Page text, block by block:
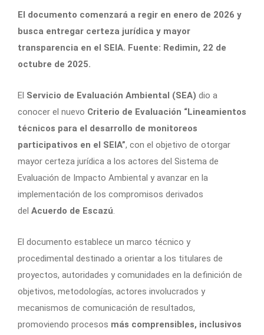
El documento comenzará a regir en enero de 2026 y
busca entregar certeza jurídica y mayor
transparencia en el SEIA. Fuente: Redimin, 22 de
octubre de 2025.
El Servicio de Evaluación Ambiental (SEA) dio a
conocer el nuevo Criterio de Evaluación “Lineamientos
técnicos para el desarrollo de monitoreos
participativos en el SEIA”, con el objetivo de otorgar
mayor certeza jurídica a los actores del Sistema de
Evaluación de Impacto Ambiental y avanzar en la
implementación de los compromisos derivados
del Acuerdo de Escazú.
El documento establece un marco técnico y
procedimental destinado a orientar a los titulares de
proyectos, autoridades y comunidades en la definición de
objetivos, metodologías, actores involucrados y
mecanismos de comunicación de resultados,
promoviendo procesos más comprensibles, inclusivos